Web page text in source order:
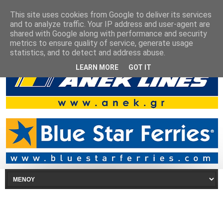
This site uses cookies from Google to deliver its services
and to analyze traffic. Your IP address and user-agent are
shared with Google along with performance and security
metrics to ensure quality of service, generate usage
statistics, and to detect and address abuse.
LEARN MORE GOT IT